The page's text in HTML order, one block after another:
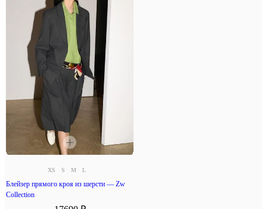
XS S M L
Блейзер прямого кроя из шерсти — Zw
Collection